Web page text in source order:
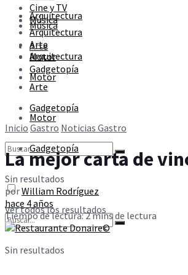
Arquitectura
Arte
Motor
Gadgetopía
Sin resultados
Ver todos los resultados
Música
Arquitectura
Arte
Motor
Gadgetopía
Sin resultados
Sin resultados
Ver todos los resultados
Cine y TV
Música
Arquitectura
Arte
Motor
Gadgetopía
Inicio Gastro Noticias Gastro
La mejor carta de
porWilliam Rodríguez
hace 4 años
Tiempo de lectura: 2 mins de lectura